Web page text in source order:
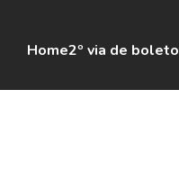
Home2º via de boleto